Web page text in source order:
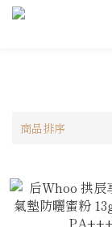
商品排序